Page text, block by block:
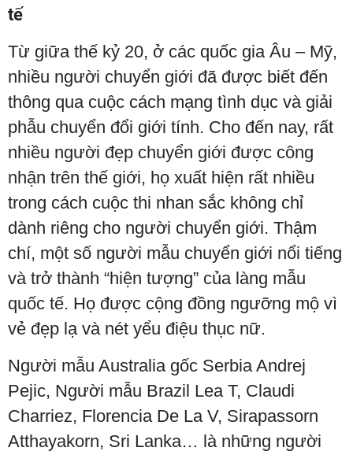
tế
Từ giữa thế kỷ 20, ở các quốc gia Âu – Mỹ,
nhiều người chuyển giới đã được biết đến
thông qua cuộc cách mạng tình dục và giải
phẫu chuyển đổi giới tính. Cho đến nay, rất
nhiều người đẹp chuyển giới được công
nhận trên thế giới, họ xuất hiện rất nhiều
trong cách cuộc thi nhan sắc không chỉ
dành riêng cho người chuyển giới. Thậm
chí, một số người mẫu chuyển giới nổi tiếng
và trở thành “hiện tượng” của làng mẫu
quốc tế. Họ được cộng đồng ngưỡng mộ vì
vẻ đẹp lạ và nét yểu điệu thục nữ.
Người mẫu Australia gốc Serbia Andrej
Pejic, Người mẫu Brazil Lea T, Claudi
Charriez, Florencia De La V, Sirapassorn
Atthayakorn, Sri Lanka… là những người